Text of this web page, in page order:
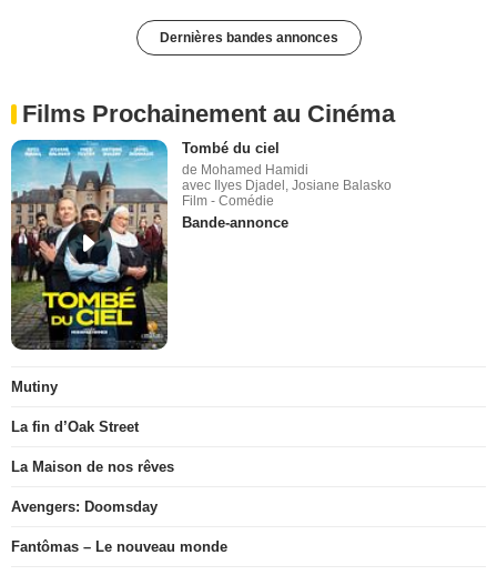
Dernières bandes annonces
Films Prochainement au Cinéma
Tombé du ciel
de Mohamed Hamidi
avec Ilyes Djadel, Josiane Balasko
Film - Comédie
Bande-annonce
Mutiny
La fin d’Oak Street
La Maison de nos rêves
Avengers: Doomsday
Fantômas – Le nouveau monde